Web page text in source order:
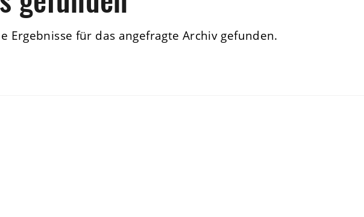
Ergebnisse für das angefragte Archiv gefunden.